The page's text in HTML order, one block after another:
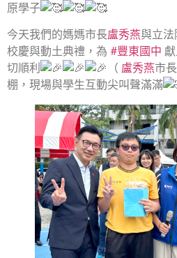
原學子
今天我們的媽媽市長盧秀燕與立法
校慶與動土典禮，為 #豐東國中
切順利
（ 盧秀燕市
棚，現場與學生互動尖叫聲滿滿